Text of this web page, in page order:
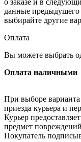
о заказе и в
данные предыдущего
выбирайте другие
Оплата
Вы можете выбрать
Оплата наличными
При выборе
приезда курьера и
Курьер
предмет
Покупатель